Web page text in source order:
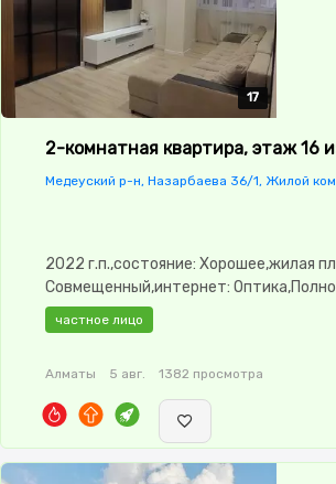
17
17
17
17
17
2-комнатная квартира, этаж 16
Медеуский р-н, Назарбаева 36/1, Жилой
2022 г.п.,состояние: Хорошее,жилая
Совмещенный,интернет:
меблирована,паркинг:
двор,Кондиционер
частное лицо
Алматы 5 авг. 1382 просмотра